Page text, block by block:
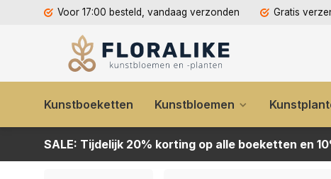
Voor 17:00 besteld, vandaag verzonden Gratis
Kunstboeketten Kunstbloemen
SALE: Tijdelijk 20% korting op alle boeketten en
Kunstplant Agave groen/rood 26cm in terracotta pot